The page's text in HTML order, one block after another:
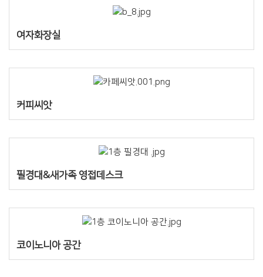
여자화장실
커피씨앗
필경대&새가족 영접데스크
코이노니아 공간